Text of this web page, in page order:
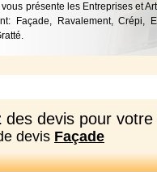
présente les Entreprises et
Façade, Ravalement, Crépi,
des devis pour votre
devis Façade